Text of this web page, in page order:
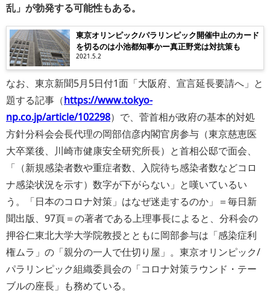
乱」が勃発する可能性もある。
東京オリンピック/パラリンピック開催中止のカード
を切るのは小池都知事かー真正野党は対抗策も
2021.5.2
なお、東京新聞5月5日付1面「大阪府、宣言延長要請へ」と
題する記事（https://www.tokyo-
np.co.jp/article/102298）で、菅首相が政府の基本的対処
方針分科会会長代理の岡部信彦内閣官房参与（東京慈恵医
大卒業後、川崎市健康安全研究所長）と首相公邸で面会、
「（新規感染者数や重症者数、入院待ち感染者数などコロ
ナ感染状況を示す）数字が下がらない」と嘆いているい
う。「日本のコロナ対策」はなぜ迷走するのか」＝毎日新
聞出版、97頁＝の著者である上理事長によると、分科会の
押谷仁東北大学大学院教授とともに岡部参与は「感染症利
権ムラ」の「親分の一人で仕切り屋」。東京オリンピック/
パラリンピック組織委員会の「コロナ対策ラウンド・テー
ブルの座長」も務めている。